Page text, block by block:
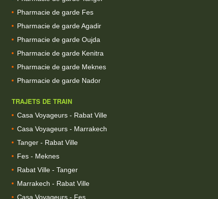
Pharmacie de garde Fes
Pharmacie de garde Agadir
Pharmacie de garde Oujda
Pharmacie de garde Kenitra
Pharmacie de garde Meknes
Pharmacie de garde Nador
TRAJETS DE TRAIN
Casa Voyageurs - Rabat Ville
Casa Voyageurs - Marrakech
Tanger - Rabat Ville
Fes - Meknes
Rabat Ville - Tanger
Marrakech - Rabat Ville
Casa Voyageurs - Fes